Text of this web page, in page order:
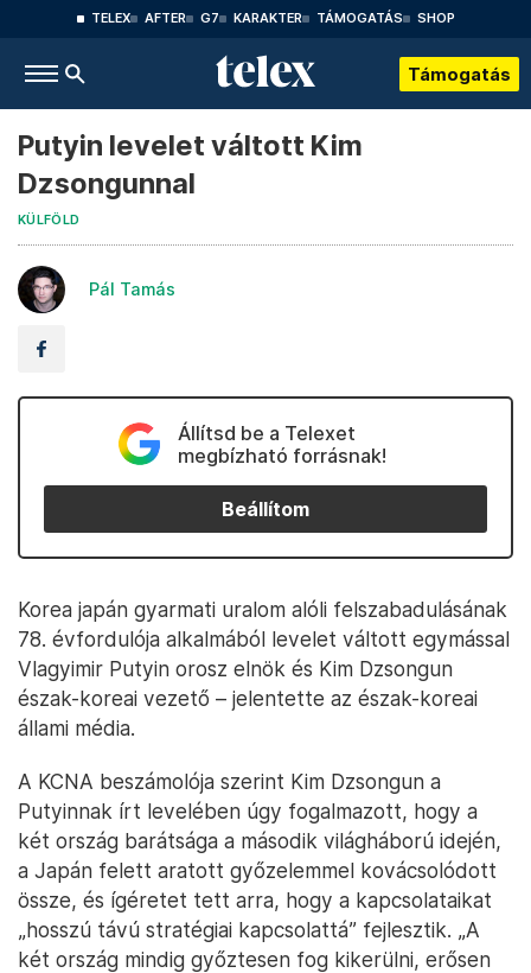
TELEX AFTER G7 KARAKTER TÁMOGATÁS SHOP
Támogatás
Putyin levelet váltott Kim
Dzsongunnal
KÜLFÖLD
Pál Tamás
Állítsd be a Telexet
megbízható forrásnak!
Beállítom
Korea japán gyarmati uralom alóli felszabadulásának
78. évfordulója alkalmából levelet váltott egymással
Vlagyimir Putyin orosz elnök és Kim Dzsongun
észak-koreai vezető – jelentette az észak-koreai
állami média.
A KCNA beszámolója szerint Kim Dzsongun a
Putyinnak írt levelében úgy fogalmazott, hogy a
két ország barátsága a második világháború idején,
a Japán felett aratott győzelemmel kovácsolódott
össze, és ígéretet tett arra, hogy a kapcsolataikat
„hosszú távú stratégiai kapcsolattá” fejlesztik. „A
két ország mindig győztesen fog kikerülni, erősen